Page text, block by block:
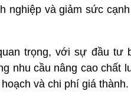
nghiệp và giảm sức
trọng, với sự đầu tư
nhu cầu nâng cao chất
và chi phí giá thành.